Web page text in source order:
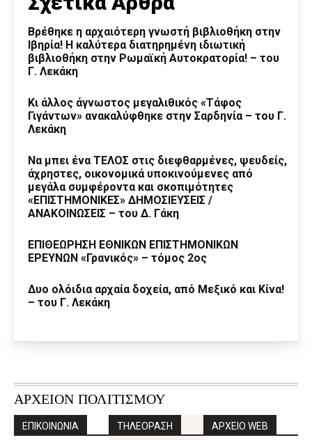
Βρέθηκε η αρχαιότερη γνωστή βιβλιοθήκη στην
Ιβηρία! Η καλύτερα διατηρημένη ιδιωτική
βιβλιοθήκη στην Ρωμαϊκή Αυτοκρατορία! – του
Γ. Λεκάκη
Κι άλλος άγνωστος μεγαλιθικός «Τάφος
Γιγάντων» ανακαλύφθηκε στην Σαρδηνία – του Γ.
Λεκάκη
Να μπει ένα ΤΕΛΟΣ στις διεφθαρμένες, ψευδείς,
άχρηστες, οικονομικά υποκινούμενες από
μεγάλα συμφέροντα και σκοπιμότητες
«ΕΠΙΣΤΗΜΟΝΙΚΕΣ» ΔΗΜΟΣΙΕΥΣΕΙΣ /
ΑΝΑΚΟΙΝΩΣΕΙΣ – του Δ. Γάκη
ΕΠΙΘΕΩΡΗΣΗ ΕΘΝΙΚΩΝ ΕΠΙΣΤΗΜΟΝΙΚΩΝ
ΕΡΕΥΝΩΝ «Γρανικός» – τόμος 2ος
Δυο ολόιδια αρχαία δοχεία, από Μεξικό και Κίνα!
– του Γ. Λεκάκη
ΑΡΧΕΙΟΝ ΠΟΛΙΤΙΣΜΟΥ
ΕΠΙΚΟΙΝΩΝΙΑ ΤΗΛΕΟΡΑΣΗ ΑΡΧΕΙΟ WEB